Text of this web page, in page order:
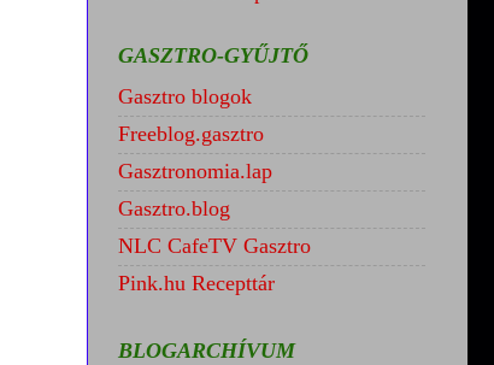
GASZTRO-GYŰJTŐ
Gasztro blogok
Freeblog.gasztro
Gasztronomia.lap
Gasztro.blog
NLC CafeTV Gasztro
Pink.hu Recepttár
BLOGARCHÍVUM